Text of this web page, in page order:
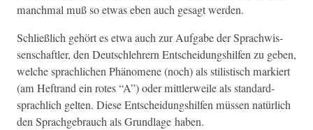
manch­mal muß so etwas eben auch gesagt werden.
Schließlich gehört es etwa auch zur Auf­gabe der Sprach­wis­
senschaftler, den Deutschlehrern Entschei­dung­shil­fen zu geben,
welche sprach­lichen Phänomene (noch) als stilis­tisch markiert
(am Hef­trand ein rotes “A”) oder mit­tler­weile als stan­dard­
sprach­lich gel­ten. Diese Entschei­dung­shil­fen müssen natür­lich
den Sprachge­brauch als Grund­lage haben.